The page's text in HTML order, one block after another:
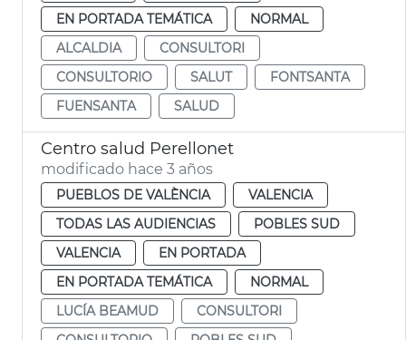
EN PORTADA TEMÁTICA
NORMAL
ALCALDIA
CONSULTORI
CONSULTORIO
SALUT
FONTSANTA
FUENSANTA
SALUD
Centro salud Perellonet
modificado hace 3 años
PUEBLOS DE VALÈNCIA
VALENCIA
TODAS LAS AUDIENCIAS
POBLES SUD
VALENCIA
EN PORTADA
EN PORTADA TEMÁTICA
NORMAL
LUCÍA BEAMUD
CONSULTORI